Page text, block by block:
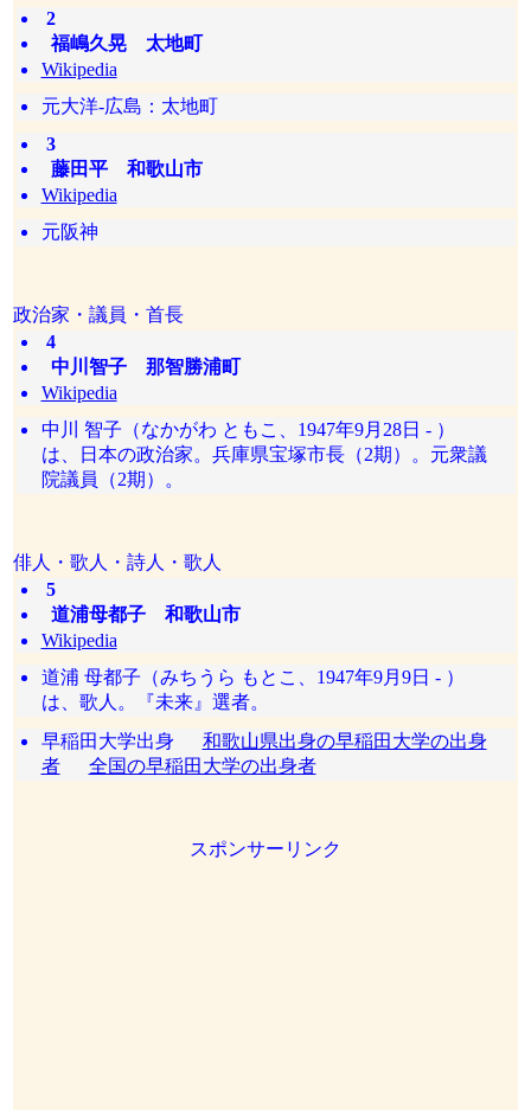
2
福嶋久晃 太地町
Wikipedia
元大洋-広島：太地町
3
藤田平 和歌山市
Wikipedia
元阪神
政治家・議員・首長
4
中川智子 那智勝浦町
Wikipedia
中川 智子（なかがわ ともこ、1947年9月28日 - ）
は、日本の政治家。兵庫県宝塚市長（2期）。元衆議
院議員（2期）。
俳人・歌人・詩人・歌人
5
道浦母都子 和歌山市
Wikipedia
道浦 母都子（みちうら もとこ、1947年9月9日 - ）
は、歌人。『未来』選者。
早稲田大学出身 和歌山県出身の早稲田大学の出身
者
全国の早稲田大学の出身者
スポンサーリンク